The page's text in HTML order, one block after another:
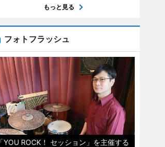
もっと見る
フォトフラッシュ
「YOU ROCK！ セッション」を主催する